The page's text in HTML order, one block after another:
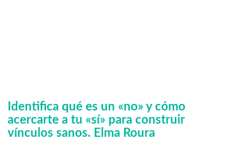
Identifica qué es un «no» y cómo
acercarte a tu «sí» para construir
vínculos sanos. Elma Roura